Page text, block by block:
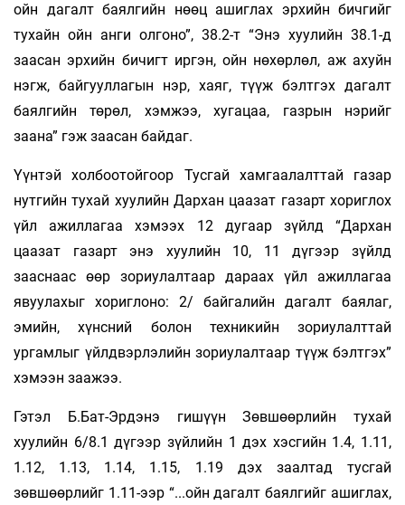
ойн дагалт баялгийн нөөц ашиглах эрхийн бичгийг
тухайн ойн анги олгоно”, 38.2-т “Энэ хуулийн 38.1-д
заасан эрхийн бичигт иргэн, ойн нөхөрлөл, аж ахуйн
нэгж, байгууллагын нэр, хаяг, түүж бэлтгэх дагалт
баялгийн төрөл, хэмжээ, хугацаа, газрын нэрийг
заана” гэж заасан байдаг.
Үүнтэй холбоотойгоор Тусгай хамгаалалттай газар
нутгийн тухай хуулийн Дархан цаазат газарт хориглох
үйл ажиллагаа хэмээх 12 дугаар зүйлд “Дархан
цаазат газарт энэ хуулийн 10, 11 дүгээр зүйлд
зааснаас өөр зориулалтаар дараах үйл ажиллагаа
явуулахыг хориглоно: 2/ байгалийн дагалт баялаг,
эмийн, хүнсний болон техникийн зориулалттай
ургамлыг үйлдвэрлэлийн зориулалтаар түүж бэлтгэх”
хэмээн заажээ.
Гэтэл Б.Бат-Эрдэнэ гишүүн Зөвшөөрлийн тухай
хуулийн 6/8.1 дүгээр зүйлийн 1 дэх хэсгийн 1.4, 1.11,
1.12, 1.13, 1.14, 1.15, 1.19 дэх заалтад тусгай
зөвшөөрлийг 1.11-ээр “...ойн дагалт баялгийг ашиглах,